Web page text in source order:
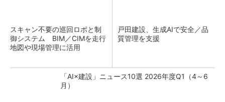
スキャン不要の巡回ロボと制
御システム BIM／CIMを走行
地図や現場管理に活用
戸田建設、生成AIで安全／品
質管理を支援
「AI×建設」ニュース10選 2026年度Q1（4～6
月）